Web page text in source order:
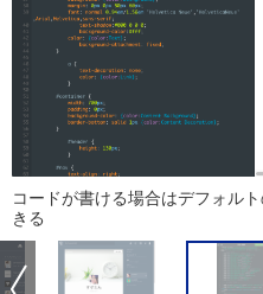
コードが書ける場合はデフォル
きる